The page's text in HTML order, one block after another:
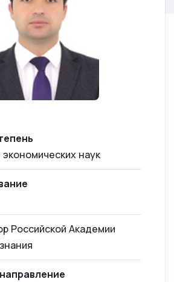
наук
Российской Академии